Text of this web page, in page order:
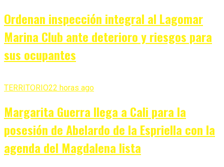
Ordenan inspección integral al Lagomar
Marina Club ante deterioro y riesgos para
sus ocupantes
TERRITORIO22 horas ago
Margarita Guerra llega a Cali para la
posesión de Abelardo de la Espriella con la
agenda del Magdalena lista